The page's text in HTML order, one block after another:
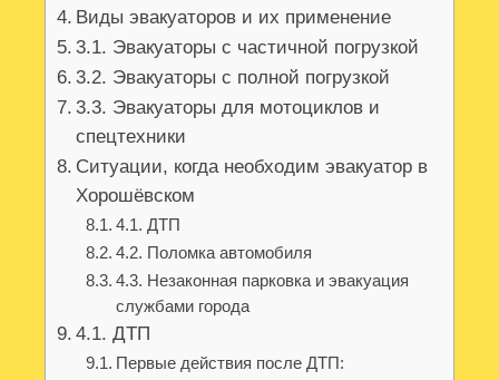
Виды эвакуаторов и их применение
3.1. Эвакуаторы с частичной погрузкой
3.2. Эвакуаторы с полной погрузкой
3.3. Эвакуаторы для мотоциклов и
спецтехники
Ситуации, когда необходим эвакуатор в
Хорошёвском
4.1. ДТП
4.2. Поломка автомобиля
4.3. Незаконная парковка и эвакуация
службами города
4.1. ДТП
Первые действия после ДТП: